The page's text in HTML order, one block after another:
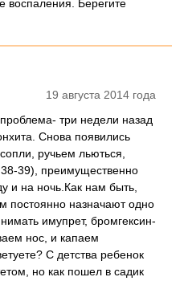
воспаления. Берегите
19 августа 2014 года
три недели назад
Снова появились
ручьем льються,
39), преимущественно
и на ночь.Как нам быть,
постоянно назначают одно
имупрет, бромгексин-
нос, и капаем
С детства ребенок
но как пошел в садик